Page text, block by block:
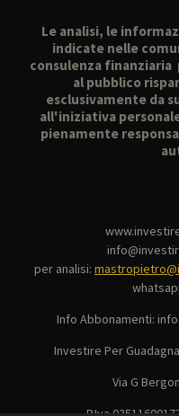
Le analisi, le
indicate nelle
consulenza
al pubblico
esclusivamente da
all'iniziativa
pienamente
per analisi:
Info Abbonamenti:
Investire Per
Via G